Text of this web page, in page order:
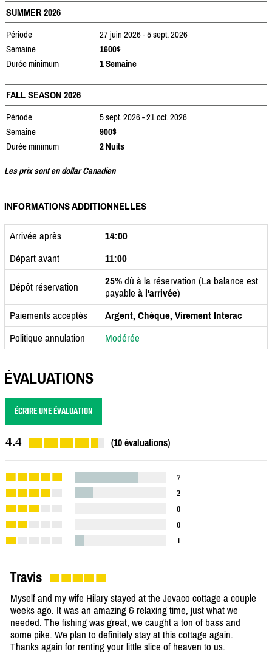
SUMMER 2026
Période
27 juin 2026 - 5 sept. 2026
Semaine
1600$
Durée minimum
1 Semaine
FALL SEASON 2026
Période
5 sept. 2026 - 21 oct. 2026
Semaine
900$
Durée minimum
2 Nuits
Les prix sont en dollar Canadien
INFORMATIONS ADDITIONNELLES
Arrivée après
14:00
Départ avant
11:00
Dépôt réservation 25% dû à la réservation (La balance est
payable à l'arrivée)
Paiements acceptés
Argent, Chèque, Virement Interac
Politique annulation
Modérée
ÉVALUATIONS
ÉCRIRE UNE ÉVALUATION
4.4 (10 évaluations)
7
2
0
0
1
Travis
Myself and my wife Hilary stayed at the Jevaco cottage a couple
weeks ago. It was an amazing & relaxing time, just what we
needed. The fishing was great, we caught a ton of bass and
some pike. We plan to definitely stay at this cottage again.
Thanks again for renting your little slice of heaven to us.